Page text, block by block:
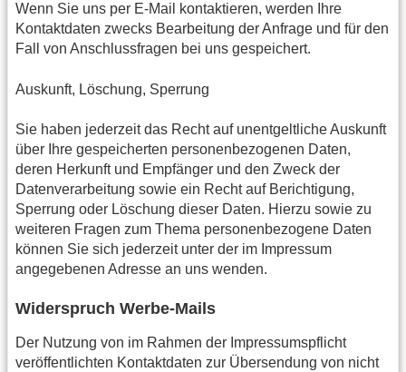
Wenn Sie uns per E-Mail kontaktieren, werden Ihre
Kontaktdaten zwecks Bearbeitung der Anfrage und für den
Fall von Anschlussfragen bei uns gespeichert.
Auskunft, Löschung, Sperrung
Sie haben jederzeit das Recht auf unentgeltliche Auskunft
über Ihre gespeicherten personenbezogenen Daten,
deren Herkunft und Empfänger und den Zweck der
Datenverarbeitung sowie ein Recht auf Berichtigung,
Sperrung oder Löschung dieser Daten. Hierzu sowie zu
weiteren Fragen zum Thema personenbezogene Daten
können Sie sich jederzeit unter der im Impressum
angegebenen Adresse an uns wenden.
Widerspruch Werbe-Mails
Der Nutzung von im Rahmen der Impressumspflicht
veröffentlichten Kontaktdaten zur Übersendung von nicht